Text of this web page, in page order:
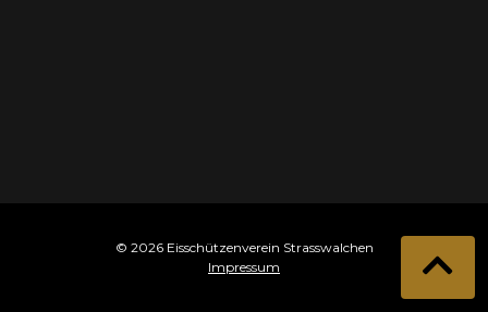
© 2026 Eisschützenverein Strasswalchen
Impressum